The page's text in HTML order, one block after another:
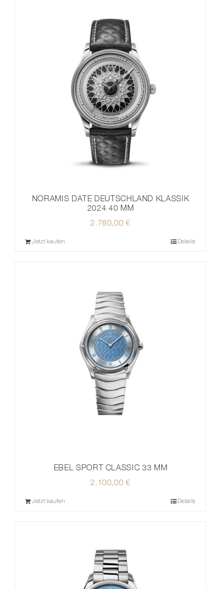
NORAMIS DATE DEUTSCHLAND KLASSIK
2024 40 MM
2.780,00€
Jetzt kaufen Details
EBEL SPORT CLASSIC 33 MM
2.100,00€
Jetzt kaufen Details